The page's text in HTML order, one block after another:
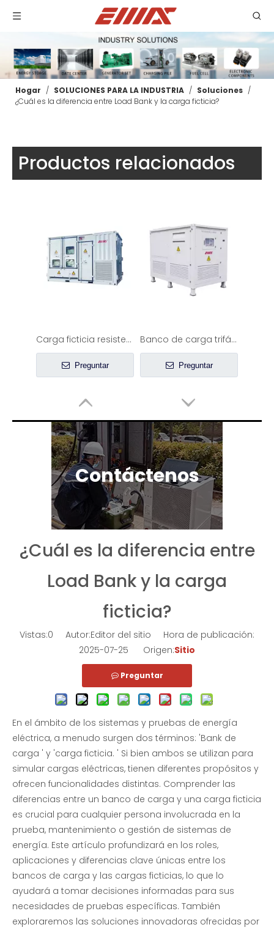
Hogar / SOLUCIONES PARA LA INDUSTRIA / Soluciones /
¿Cuál es la diferencia entre Load Bank y la carga ficticia?
Productos relacionados
Carga ficticia resistente a la intemperie de 1800 KW para pruebas de generadores
Preguntar
Banco de carga trifásico capacitivo inductivo resistivo de 600kW RLC 415V
Preguntar
Contáctenos
¿Cuál es la diferencia entre
Load Bank y la carga
ficticia?
Vistas:0 Autor:Editor del sitio Hora de publicación:
2025-07-25 Origen:Sitio
Preguntar
En el ámbito de los sistemas y pruebas de energía
eléctrica, a menudo surgen dos términos: 'Bank de
carga ' y 'carga ficticia. ' Si bien ambos se utilizan para
simular cargas eléctricas, tienen diferentes propósitos y
ofrecen funcionalidades distintas. Comprender las
diferencias entre un banco de carga y una carga ficticia
es crucial para cualquier persona involucrada en la
prueba, mantenimiento o gestión de sistemas de
energía. Este artículo profundizará en los roles,
aplicaciones y diferencias clave únicas entre los
bancos de carga y las cargas ficticias, lo que lo
ayudará a tomar decisiones informadas para sus
necesidades de pruebas específicas. También
exploraremos las soluciones innovadoras ofrecidas por